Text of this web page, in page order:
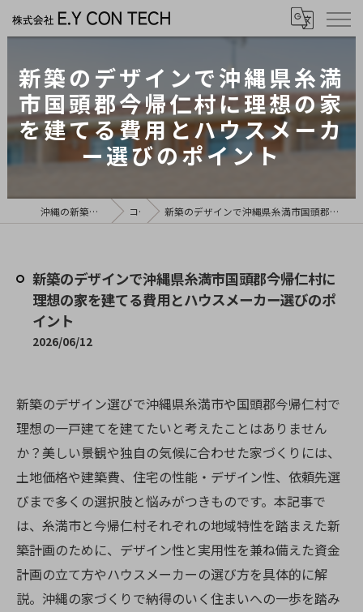
新築のデザインで沖縄県糸満
市国頭郡今帰仁村に理想の家
を建てる費用とハウスメーカ
ー選びのポイント
沖縄の新築は株式会社E.Y CON TECH コラム 新築のデザインで沖縄県糸満市国頭郡今帰仁村に理想の家を建てる費用とハウスメーカー選びのポイント
新築のデザインで沖縄県糸満市国頭郡今帰仁村に
理想の家を建てる費用とハウスメーカー選びのポ
イント
2026/06/12
新築のデザイン選びで沖縄県糸満市や国頭郡今帰仁村で
理想の一戸建てを建てたいと考えたことはありません
か？美しい景観や独自の気候に合わせた家づくりには、
土地価格や建築費、住宅の性能・デザイン性、依頼先選
びまで多くの選択肢と悩みがつきものです。本記事で
は、糸満市と今帰仁村それぞれの地域特性を踏まえた新
築計画のために、デザイン性と実用性を兼ね備えた資金
計画の立て方やハウスメーカーの選び方を具体的に解
説。沖縄の家づくりで納得のいく住まいへの一歩を踏み